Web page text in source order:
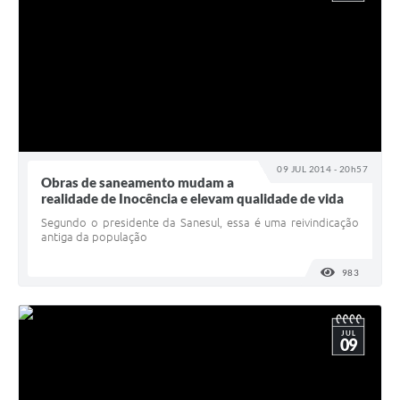
09 JUL 2014 - 20h57
Obras de saneamento mudam a
realidade de Inocência e elevam qualidade de vida
Segundo o presidente da Sanesul, essa é uma reivindicação
antiga da população
983
JUL
09